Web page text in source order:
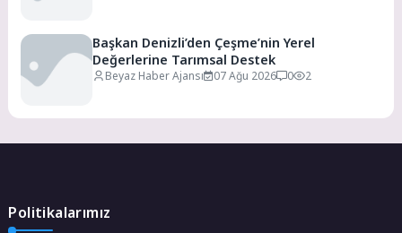
Başkan Denizli’den Çeşme’nin Yerel
Değerlerine Tarımsal Destek
Beyaz Haber Ajansı 07 Ağu 2026 0 2
Politikalarımız